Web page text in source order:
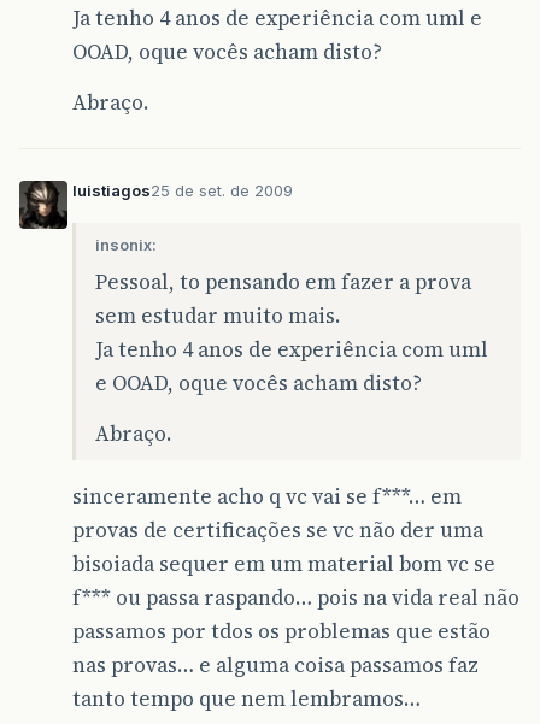
Ja tenho 4 anos de experiência com uml e
OOAD, oque vocês acham disto?
Abraço.
luistiagos25 de set. de 2009
insonix:
Pessoal, to pensando em fazer a prova
sem estudar muito mais.
Ja tenho 4 anos de experiência com uml
e OOAD, oque vocês acham disto?
Abraço.
sinceramente acho q vc vai se f***… em
provas de certificações se vc não der uma
bisoiada sequer em um material bom vc se
f*** ou passa raspando… pois na vida real não
passamos por tdos os problemas que estão
nas provas… e alguma coisa passamos faz
tanto tempo que nem lembramos…